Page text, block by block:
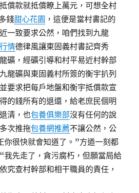
償款就抵償瞭上萬元，可想全村
錢甜心花園 ，這便是當村書記的
一致要求公然，咱們找到九龍
情德律風讓東固義村書記齊秀
礦，經礦引導和村平易近村幹部
龍礦與東固義村所簽的衡宇扒列
要求把每戶地盤和衡宇抵償款宣
的錢所有的退還，給老庶民個明
清，也包養俱樂部沒有任何的說
次推拖包養網推薦不讓公然，公
你很快就會知道了。”方遒一刻都
我先走了，貪污腐朽，但願當局給
究查村幹部和相干職員的責任，